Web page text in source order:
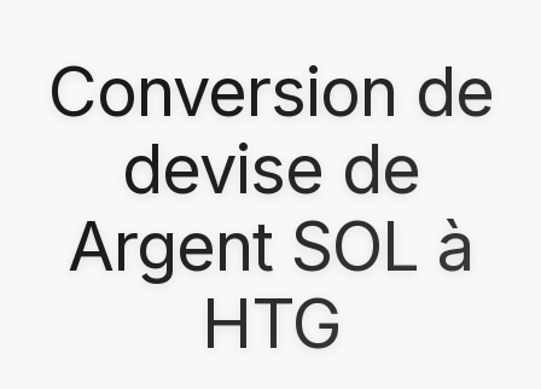
Conversion de
devise de
Argent SOL à
HTG